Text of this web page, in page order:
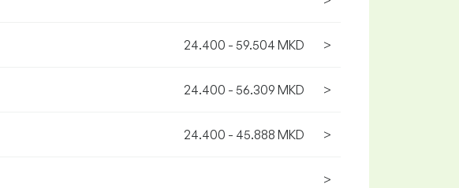
24.400 - 59.504 MKD >
24.400 - 56.309 MKD >
24.400 - 45.888 MKD >
>